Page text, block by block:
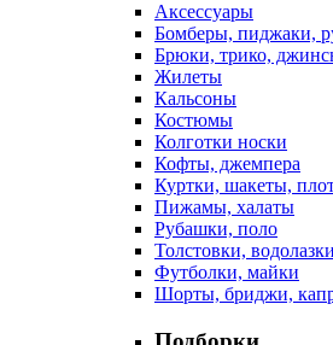
Аксессуары
Бомберы, пиджаки,
Брюки, трико,
Жилеты
Кальсоны
Костюмы
Колготки носки
Кофты, джемпера
Куртки, шакеты,
Пижамы, халаты
Рубашки, поло
Толстовки,
Футболки, майки
Шорты, бриджи,